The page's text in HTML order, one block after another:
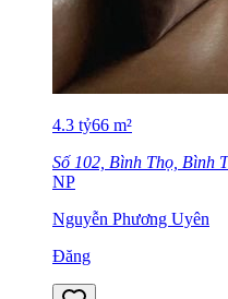
4.3 tỷ66 m²
Số 102, Bình Thọ, Bình
NP
Nguyễn Phương Uyên
Đăng